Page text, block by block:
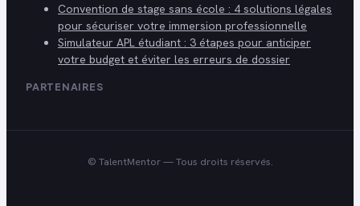
Convention de stage sans école : 4 solutions légales
pour sécuriser votre immersion professionnelle
Simulateur APL étudiant : 3 étapes pour anticiper
votre budget et éviter les erreurs de dossier
PARTENAIRES
© TalentMentor— Tous droits réservés.